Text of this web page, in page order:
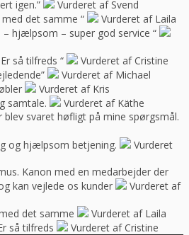
igen.”
Vurderet af Svend
det samme “
Vurderet af Laila
– hjælpsom – super god service “
så tilfreds “
Vurderet af Cristine
Vurderet af Michael
Vurderet af Kris
samtale.
Vurderet af Käthe
blev svaret høfligt på mine spørgsmål.
og hjælpsom betjening.
Vurderet
Kanon med en medarbejder der
kan vejlede os kunder
Vurderet af
det samme
Vurderet af Laila
så tilfreds
Vurderet af Cristine